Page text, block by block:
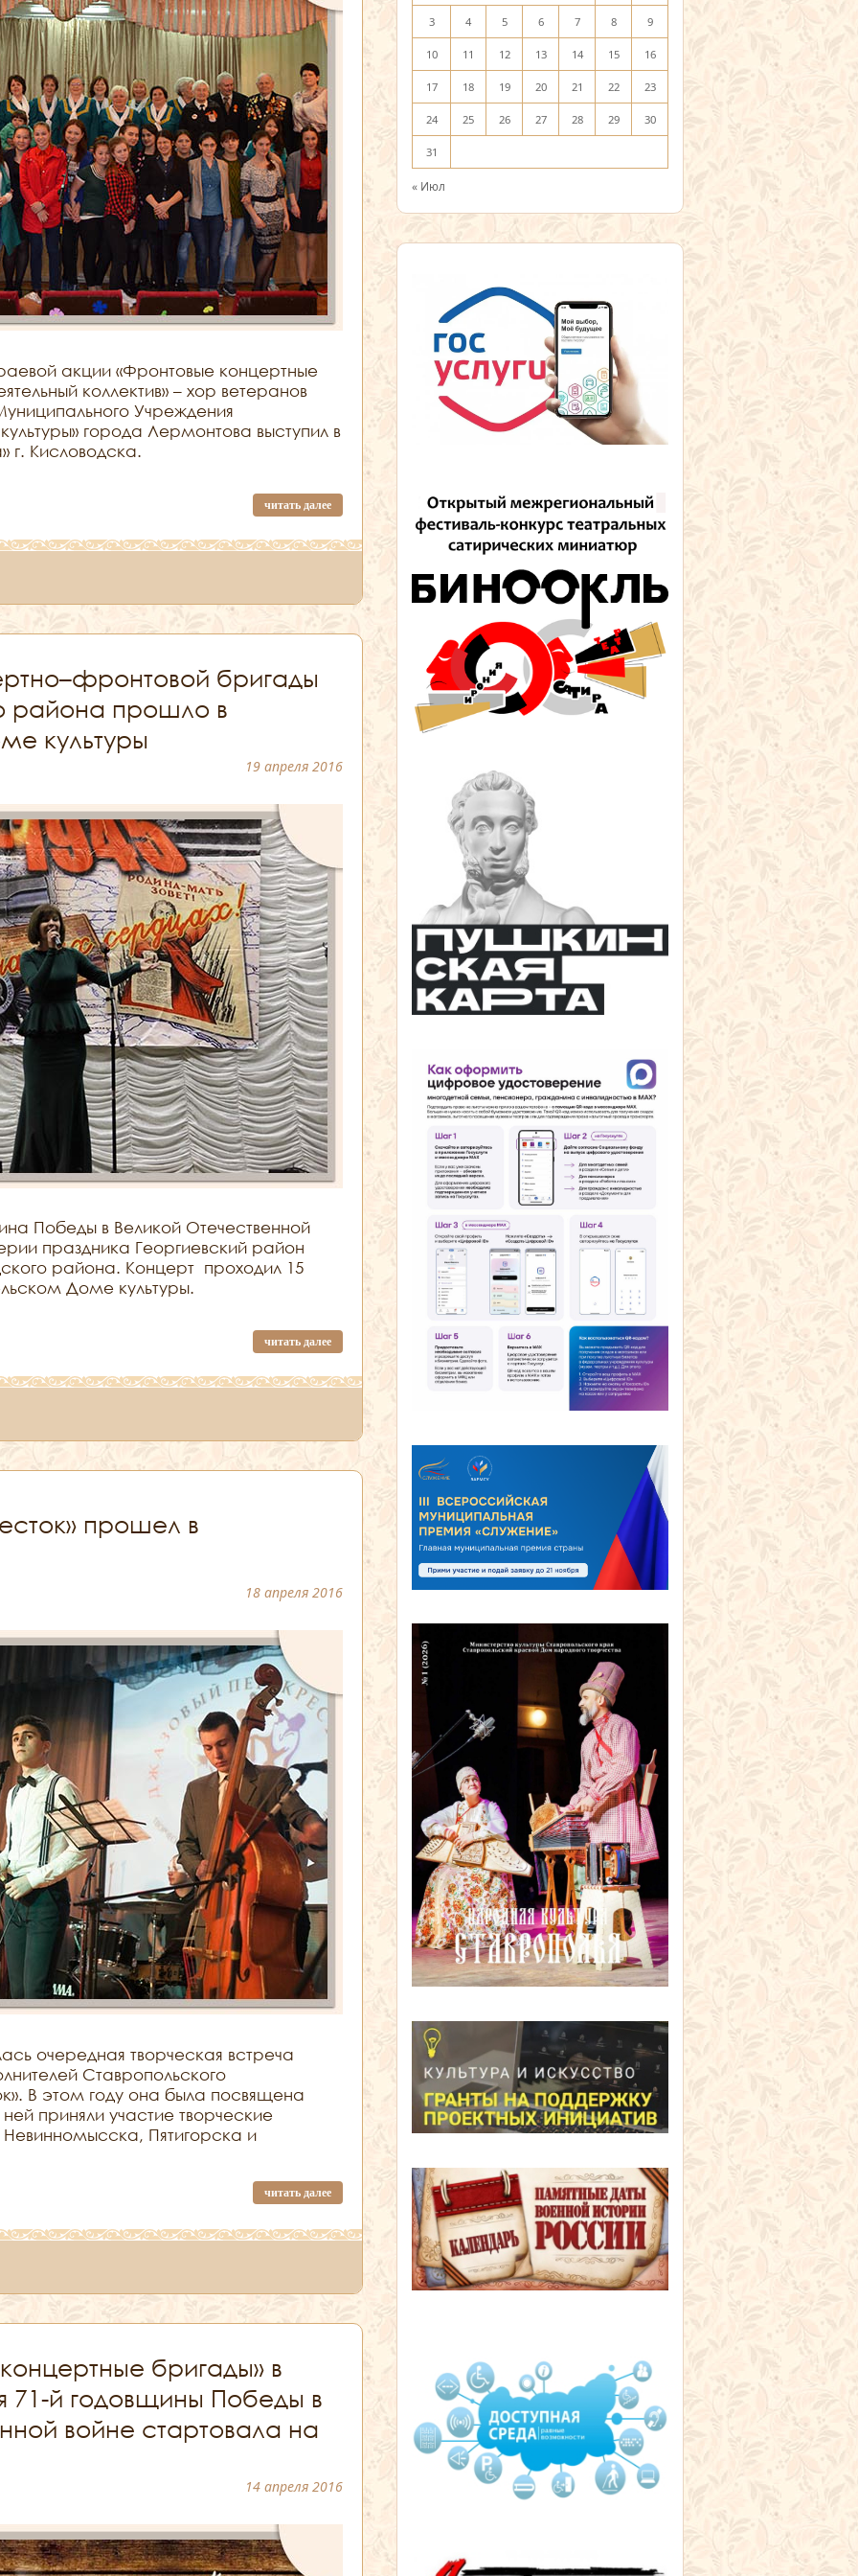
акции «Фронтовые концертные
коллектив» – хор ветеранов
Учреждения
города Лермонтова выступил в
г. Кисловодска.
читать далее
бригады
района прошло в
культуры
19 апреля 2016
Победы в Великой Отечественной
праздника Георгиевский район
района. Концерт проходил 15
Доме культуры.
читать далее
прошел в
18 апреля 2016
очередная творческая встреча
Ставропольского
В этом году она была посвящена
приняли участие творческие
Невинномысска, Пятигорска и
читать далее
бригады» в
71-й годовщины Победы в
войне стартовала на
14 апреля 2016
3 4 5 6 7 8 9
10 11 12 13 14 15 16
17 18 19 20 21 22 23
24 25 26 27 28 29 30
31
« Июл